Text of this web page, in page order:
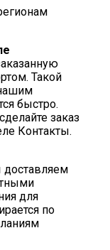
Такой
быстро.
заказ
Контакты.
для
по